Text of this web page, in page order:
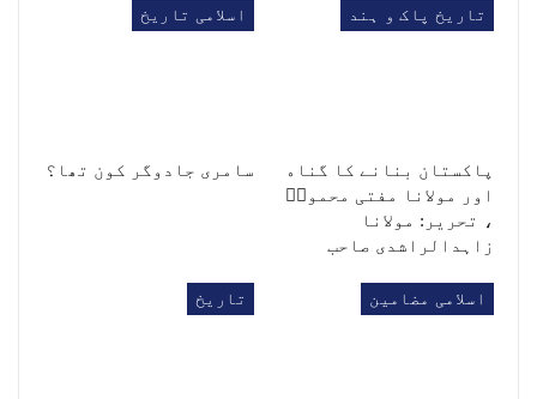
تاریخ پاک و ہند
ﭘﺎﮐﺴﺘﺎﻥ ﺑﻨﺎﻧﮯ ﮐﺎ ﮔﻨﺎﮦ
ﺍﻭﺭ ﻣﻮﻻﻧﺎ ﻣﻔﺘﯽ ﻣﺤﻤﻮﺩؒ
، تحریر: ﻣﻮﻻﻧﺎ
ﺯﺍﮨﺪﺍﻟﺮﺍﺷﺪﯼ ﺻﺎﺣﺐ
اسلامی تاریخ
سامری جادوگر کون تھا؟
اسلامی مضامین تاریخ